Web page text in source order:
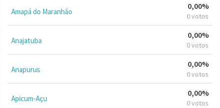
Amapá do Maranhão
0,00%
0 votos
Anajatuba
0,00%
0 votos
Anapurus
0,00%
0 votos
Apicum-Açu
0,00%
0 votos